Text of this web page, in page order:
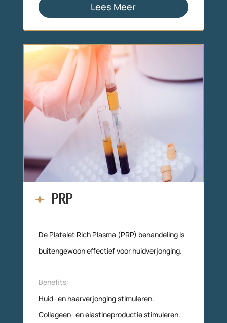
Lees Meer
PRP
De Platelet Rich Plasma (PRP) behandeling is
buitengewoon effectief voor huidverjonging.
Benefits:
Huid- en haarverjonging stimuleren.
Collageen- en elastineproductie stimuleren.